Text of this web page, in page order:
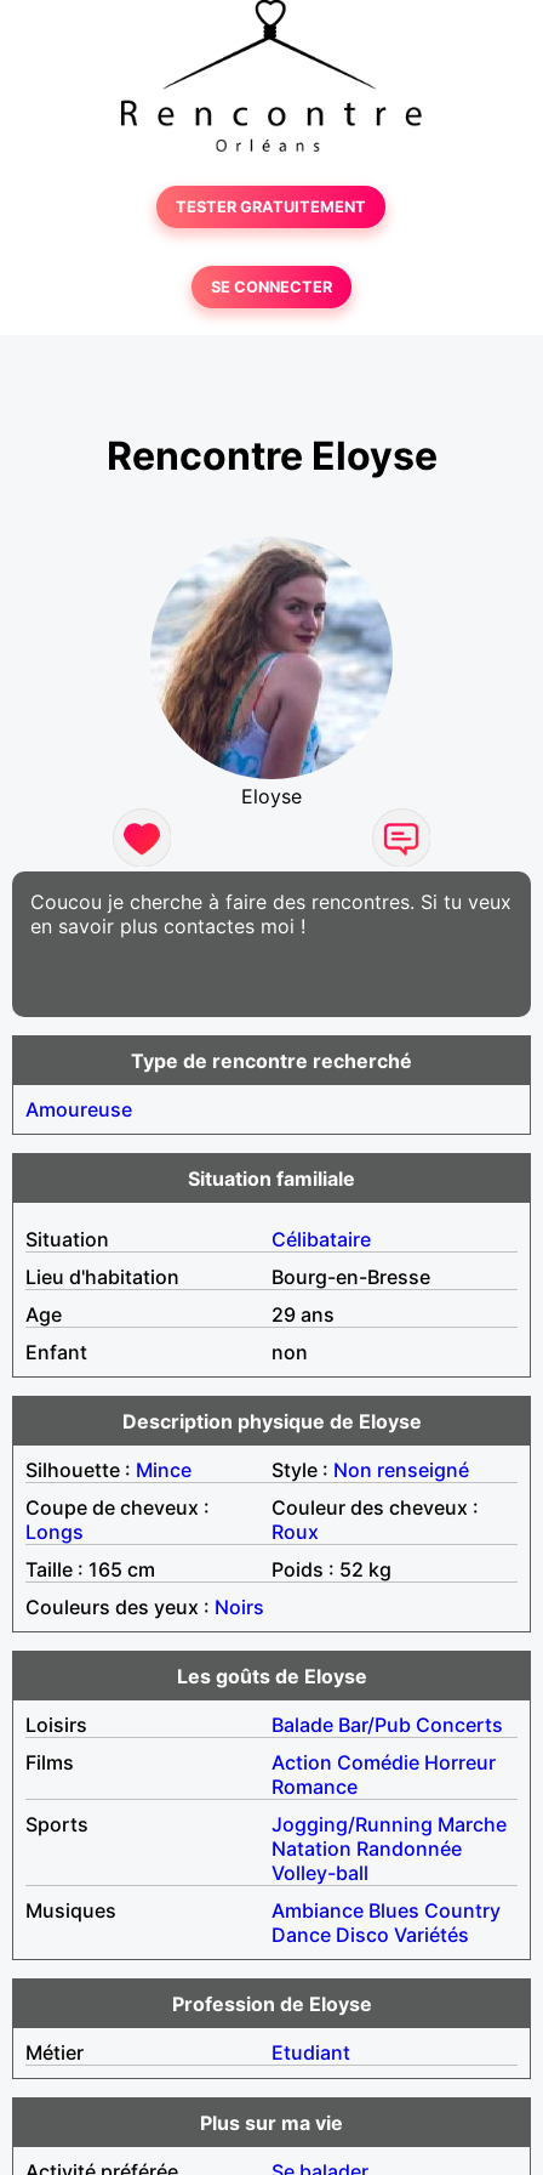
TESTER GRATUITEMENT
SE CONNECTER
Rencontre Eloyse
Eloyse
Coucou je cherche à faire des rencontres. Si tu veux
en savoir plus contactes moi !
Type de rencontre recherché
Amoureuse
Situation familiale
Situation
Célibataire
Lieu d'habitation
Bourg-en-Bresse
Age
29 ans
Enfant
non
Description physique de Eloyse
Silhouette : Mince Style : Non renseigné
Coupe de cheveux :
Longs
Couleur des cheveux :
Roux
Taille : 165 cm
Poids : 52 kg
Couleurs des yeux : Noirs
Les goûts de Eloyse
Loisirs
Balade Bar/Pub Concerts
Films
Action Comédie Horreur
Romance
Sports
Jogging/Running Marche
Natation Randonnée
Volley-ball
Musiques
Ambiance Blues Country
Dance Disco Variétés
Profession de Eloyse
Métier
Etudiant
Plus sur ma vie